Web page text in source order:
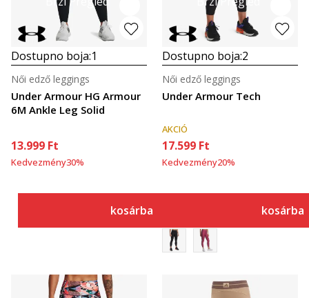
Dostupno boja:1
Under Armour HG Armour
6M Ankle Leg Solid
Női edző leggings
13.999 Ft
Kedvezmény30%
kosárba
Dostupno boja:2
Under Armour Tech
Női edző leggings
AKCIÓ
17.599 Ft
Kedvezmény20%
kosárba